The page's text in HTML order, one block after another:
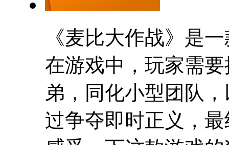
《麦比大作战》是
在游戏中，玩家需
弟，同化小型团队
过争夺即时正义，